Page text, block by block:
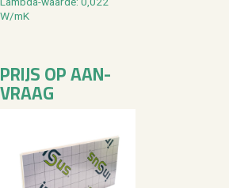
W/mK
PRIJS OP AAN­
VRAAG